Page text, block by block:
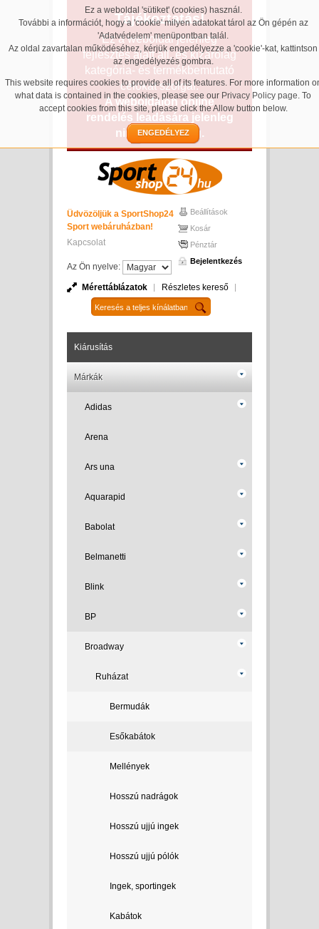
Ez a weboldal 'sütiket' (cookies) használ.
További a információt, hogy a 'cookie' milyen adatokat tárol az Ön gépén az
'Adatvédelem' menüpontban talál.
Az oldal zavartalan működéséhez, kérjük engedélyezze a 'cookie'-kat, kattintson
az engedélyezés gombra.
This website requires cookies to provide all of its features. For more information
what data is contained in the cookies, please see our Privacy Policy page. To
accept cookies from this site, please click the Allow button below.
ENGEDÉLYEZ
Tájékoztatás!
Ez a weboldal jelenleg
fejlesztés alatt áll, és kizárólag
kategória- és termékbemutató
célokat szolgál.
A weboldalon online
rendelés leadására jelenleg
nincs lehetőség.
Üdvözöljük a SportShop24
Sport webáruházban!
Kapcsolat
Az Ön nyelve:
Beállítások
Kosár
Pénztár
Bejelentkezés
Mérettáblázatok Részletes kereső
Kiárusítás
Márkák
Adidas
Arena
Ars una
Aquarapid
Babolat
Belmanetti
Blink
BP
Broadway
Ruházat
Bermudák
Esőkabátok
Mellények
Hosszú nadrágok
Hosszú ujjú ingek
Hosszú ujjú pólók
Ingek, sportingek
Kabátok